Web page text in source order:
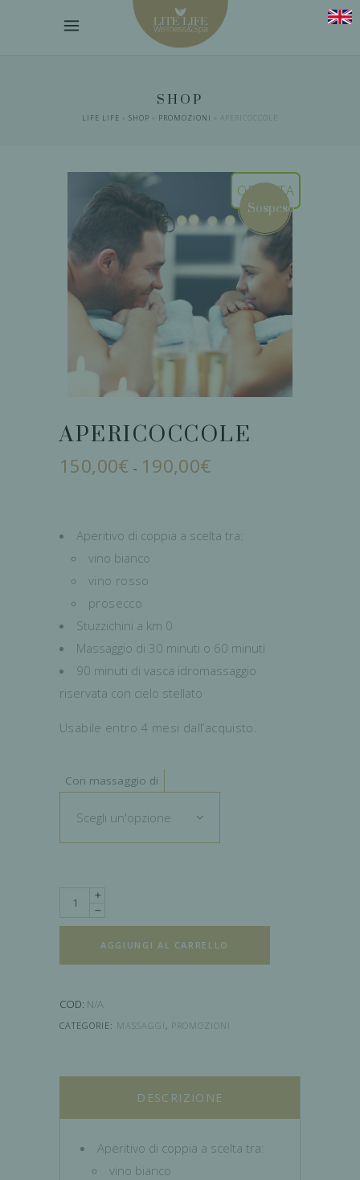
SHOP
LIFE LIFE SHOP PROMOZIONI APERICOCCOLE
OFFERTA
Sospeso
APERICOCCOLE
150,00€ - 190,00€Fascia
di
190,00€
Aperitivo di coppia a scelta tra:
vino bianco
vino rosso
prosecco
Stuzzichini a km 0
Massaggio di 30 minuti o 60 minuti
90 minuti di vasca idromassaggio
riservata con cielo stellato
Usabile entro 4 mesi dall’acquisto.
Con massaggio di
Scegli un'opzione
Quantity
AGGIUNGI AL CARRELLO
COD: N/A
CATEGORIE: MASSAGGI , PROMOZIONI
DESCRIZIONE
Aperitivo di coppia a scelta tra:
vino bianco